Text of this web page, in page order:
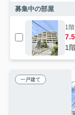
募集中の部屋
1階
1
一戸建て